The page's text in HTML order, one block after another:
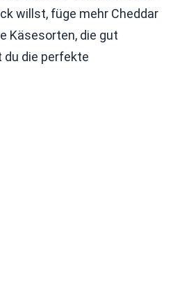
willst, füge mehr Cheddar
Käsesorten, die gut
du die perfekte